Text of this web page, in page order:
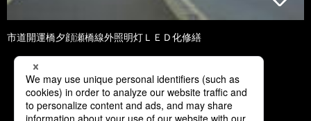
市道開運橋夕顔瀬橋線外照明灯ＬＥＤ化修繕
1 2 3 4 5